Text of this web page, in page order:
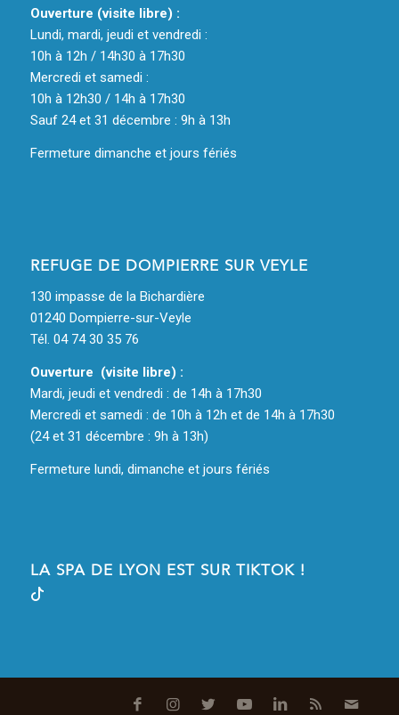
Ouverture (visite libre) :
Lundi, mardi, jeudi et vendredi :
10h à 12h / 14h30 à 17h30
Mercredi et samedi :
10h à 12h30 / 14h à 17h30
Sauf 24 et 31 décembre : 9h à 13h
Fermeture dimanche et jours fériés
REFUGE DE DOMPIERRE SUR VEYLE
130 impasse de la Bichardière
01240 Dompierre-sur-Veyle
Tél. 04 74 30 35 76
Ouverture (visite libre) :
Mardi, jeudi et vendredi : de 14h à 17h30
Mercredi et samedi : de 10h à 12h et de 14h à 17h30
(24 et 31 décembre : 9h à 13h)
Fermeture lundi, dimanche et jours fériés
LA SPA DE LYON EST SUR TIKTOK !